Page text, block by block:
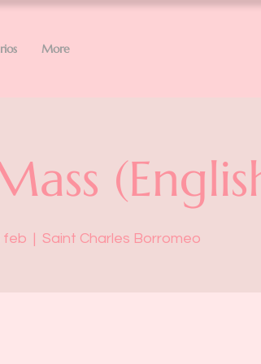
More
feb
  |
Saint Charles Borromeo